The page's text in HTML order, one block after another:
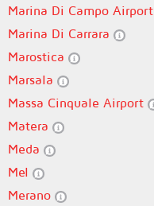
Marina Di Campo Airport
Marina Di Carrara
Marostica
Marsala
Massa Cinquale Airport
Matera
Meda
Mel
Merano